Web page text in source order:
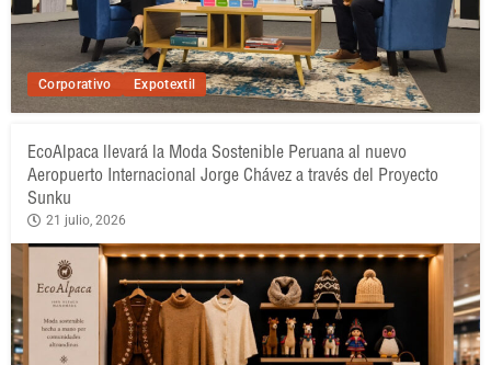
Corporativo Expotextil
EcoAlpaca llevará la Moda Sostenible Peruana al nuevo
Aeropuerto Internacional Jorge Chávez a través del Proyecto
Sunku
21 julio, 2026